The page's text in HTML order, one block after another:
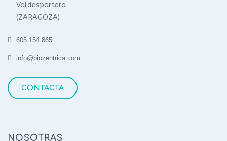
Valdespartera
(ZARAGOZA)
605 154 865
info@biozentrica.com
CONTACTA
NOSOTRAS